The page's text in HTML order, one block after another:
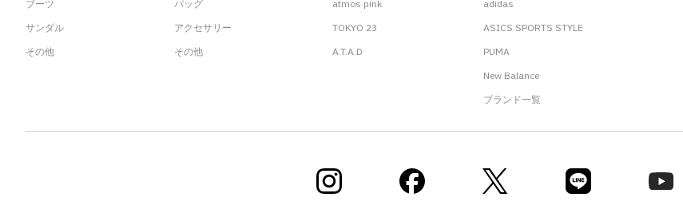
ブーツ
サンダル
その他
バッグ
アクセサリー
その他
atmos pink
TOKYO 23
A.T.A.D
adidas
ASICS SPORTS STYLE
PUMA
New Balance
ブランド一覧